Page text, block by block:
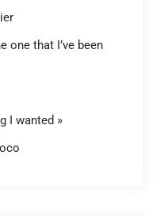
one that I’ve been
I wanted »